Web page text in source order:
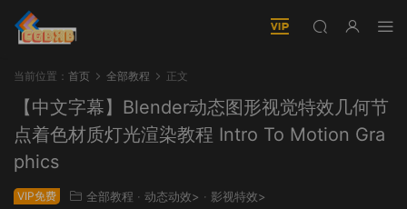
当前位置： 首页 全部教程 正文
【中文字幕】Blender动态图形视觉特效几何节
点着色材质灯光渲染教程 Intro To Motion Gra
phics
VIP免费 全部教程 · 动态动效> · 影视特效>